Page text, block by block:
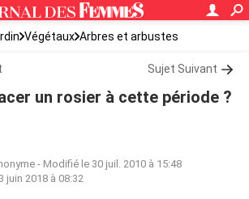
Végétaux Arbres et arbustes
Sujet Suivant
un rosier à cette période ?
- Modifié le 30 juil. 2010 à 15:48
3 juin 2018 à 08:32